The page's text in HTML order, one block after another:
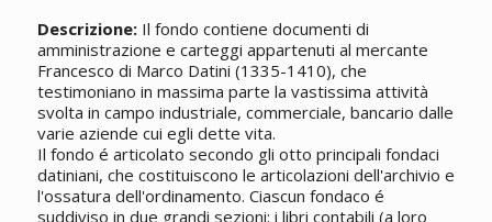
Descrizione:Il fondo contiene documenti di
amministrazione e carteggi appartenuti al mercante
Francesco di Marco Datini (1335-1410), che
testimoniano in massima parte la vastissima attività
svolta in campo industriale, commerciale, bancario dalle
varie aziende cui egli dette vita.
Il fondo é articolato secondo gli otto principali fondaci
datiniani, che costituiscono le articolazioni dell'archivio e
l'ossatura dell'ordinamento. Ciascun fondaco é
suddiviso in due grandi sezioni: i libri contabili (a loro